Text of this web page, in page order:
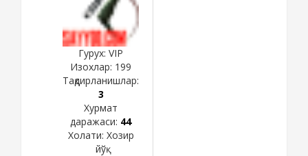
Гурух: VIP
Изохлар: 199
Тақдирланишлар:
3
Хурмат
даражаси: 44
Холати: Хозир
йўқ